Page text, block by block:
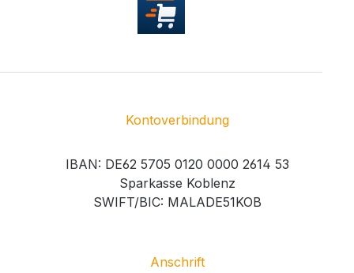
Kontoverbindung
IBAN: DE62 5705 0120 0000 2614 53
Sparkasse Koblenz
SWIFT/BIC: MALADE51KOB
Anschrift